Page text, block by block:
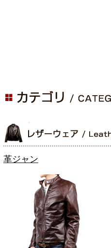
革ジャン